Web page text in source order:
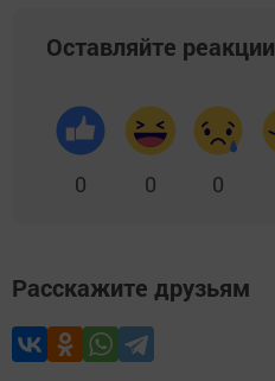
Оставляйте реакции
0 0 0
Расскажите друзьям